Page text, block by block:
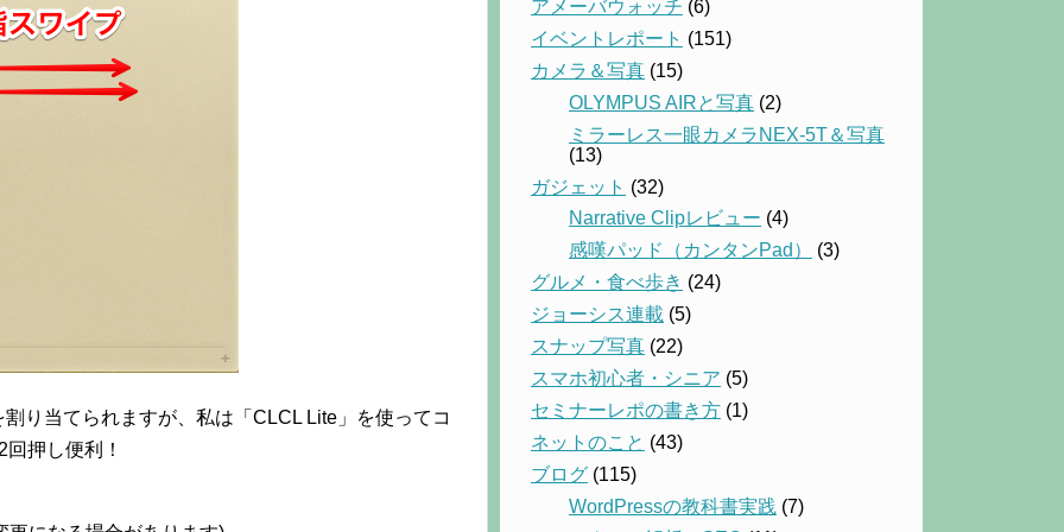
り当てられますが、私は「CLCL Lite」を使ってコ
押し便利！
アメーバウォッチ (6)
イベントレポート (151)
カメラ＆写真 (15)
OLYMPUS AIRと写真 (2)
ミラーレス一眼カメラNEX-5T＆写真
(13)
ガジェット (32)
Narrative Clipレビュー (4)
感嘆パッド（カンタンPad）
(3)
グルメ・食べ歩き (24)
ジョーシス連載 (5)
スナップ写真 (22)
スマホ初心者・シニア (5)
セミナーレポの書き方 (1)
ネットのこと (43)
ブログ (115)
WordPressの教科書実践 (7)